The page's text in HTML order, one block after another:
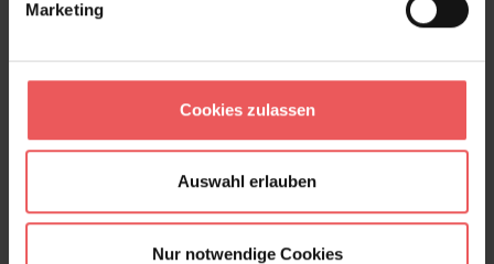
Marketing
Cookies zulassen
Auswahl erlauben
Nur notwendige Cookies